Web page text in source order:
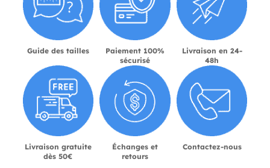
Guide des tailles
Paiement 100%
sécurisé
Livraison en 24-
48h
Livraison gratuite
dès 50€
Échanges et
retours
Contactez-nous